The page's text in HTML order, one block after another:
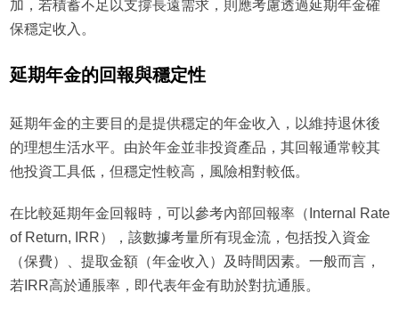
加，若積蓄不足以支撐長遠需求，則應考慮透過延期年金確
保穩定收入。
延期年金的回報與穩定性
延期年金的主要目的是提供穩定的年金收入，以維持退休後
的理想生活水平。由於年金並非投資產品，其回報通常較其
他投資工具低，但穩定性較高，風險相對較低。
在比較延期年金回報時，可以參考內部回報率（Internal Rate
of Return, IRR），該數據考量所有現金流，包括投入資金
（保費）、提取金額（年金收入）及時間因素。一般而言，
若IRR高於通脹率，即代表年金有助於對抗通脹。